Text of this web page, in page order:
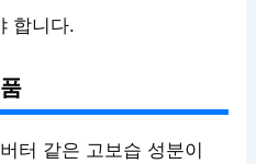
합니다.
터 같은 고보습 성분이